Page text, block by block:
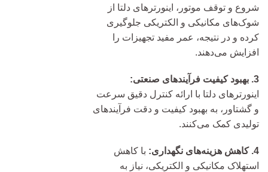
شروع و توقف موتور، اینورترهای دلتا از
شوک‌های مکانیکی و الکتریکی جلوگیری
کرده و در نتیجه، عمر مفید تجهیزات را
افزایش می‌دهند.
3. بهبود کیفیت فرآیندهای صنعتی:
اینورترهای دلتا با ارائه کنترل دقیق سرعت
و گشتاور، به بهبود کیفیت و دقت فرآیندهای
تولیدی کمک می‌کنند.
4. کاهش هزینه‌های نگهداری:
با کاهش
استهلاک مکانیکی و الکتریکی، نیاز به